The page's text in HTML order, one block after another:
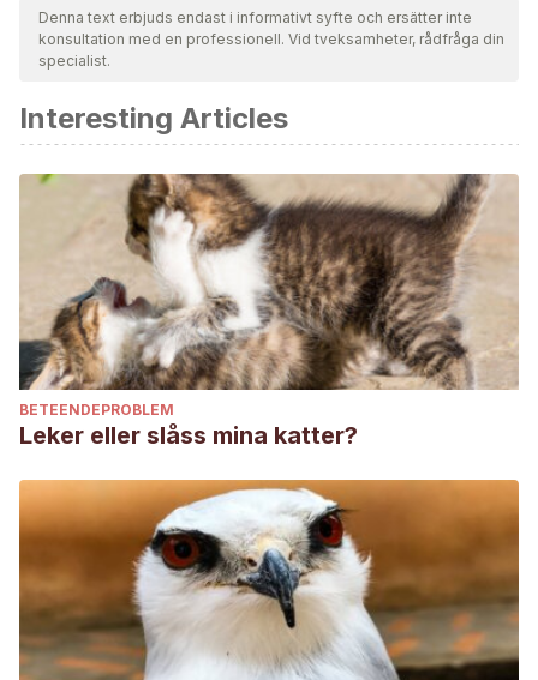
för att säkerställa deras kvalitet, tillförlitlighet, aktualitet och
giltighet. Bibliografin för denna artikel ansågs vara tillförlitlig
Chilvers, B.L. 2015. Phocarctos hookeri. The IUCN Red List
of Threatened Species 2015: e.T17026A1306343.
Lewis, L. (January, 2021). Breaking! Compassionate City In
New Zealand Closes Busy Road To Protect An
Endangered Nesting Sea Lion & Her Pup. World Animal
News. Disponible en:
https://worldanimalnews.com/breaking-a-compassionate-
city-in-new-zealand-closes-busy-road-to-protect-an-
endangered-sea-lion-her-pup/
Unknown. (Enero, 2021). Cierran una calle en Nueva
Actualidad RT. Disponible:
https://actualidad.rt.com/viral/380642-cierran-carretera-
nueva-zelanda-leon-marino-cuidar-cachorro
Denna text erbjuds endast i informativt syfte och ersätter inte
konsultation med en professionell. Vid tveksamheter, rådfråga din
specialist.
Interesting Articles
BETEENDEPROBLEM
Leker eller slåss mina katter?